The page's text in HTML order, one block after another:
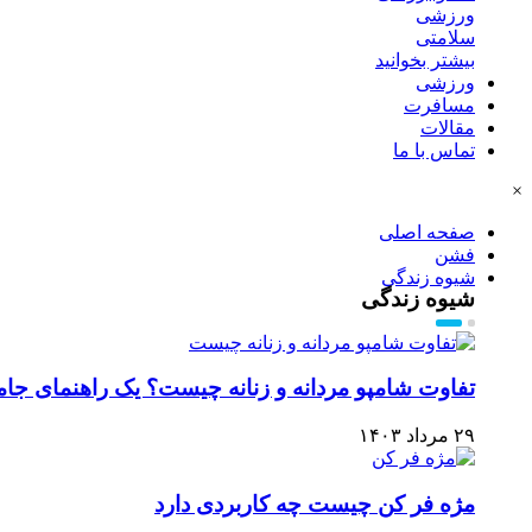
ورزشی
سلامتی
بیشتر بخوانید
ورزشی
مسافرت
مقالات
تماس با ما
×
صفحه اصلی
فشن
شیوه زندگی
شیوه زندگی
تفاوت شامپو مردانه و زنانه چیست؟ یک راهنمای
۲۹ مرداد ۱۴۰۳
مژه فر کن چیست چه کاربردی دارد